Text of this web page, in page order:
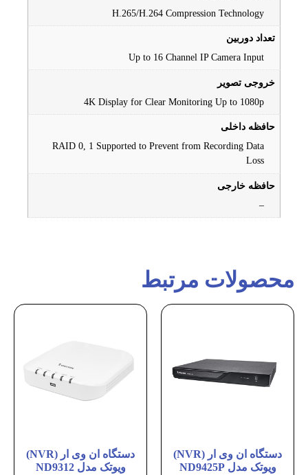
H.265/H.264 Compression Technology
تعداد دوربین
Up to 16 Channel IP Camera Input
خروجی تصویر
4K Display for Clear Monitoring Up to 1080p
حافظه داخلی
RAID 0, 1 Supported to Prevent from Recording Data
Loss
حافظه خارجی
–
محصولات مرتبط
دستگاه ان وی ار (NVR)
ویوتک مدل ND9425P
دستگاه ان وی ار (NVR)
ویوتک مدل ND9312